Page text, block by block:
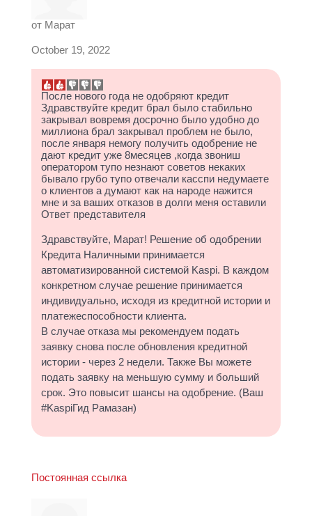
от Марат
October 19, 2022
После нового года не одобряют кредит
Здравствуйте кредит брал было стабильно
закрывал вовремя досрочно было удобно до
миллиона брал закрывал проблем не было,
после января немогу получить одобрение не
дают кредит уже 8месяцев ,когда звониш
оператором тупо незнают советов некаких
бывало грубо тупо отвечали касспи недумаете
о клиентов а думают как на народе нажится
мне и за ваших отказов в долги меня оставили
Ответ представителя
Здравствуйте, Марат! Решение об одобрении
Кредита Наличными принимается
автоматизированной системой Kaspi. В каждом
конкретном случае решение принимается
индивидуально, исходя из кредитной истории и
платежеспособности клиента.
В случае отказа мы рекомендуем подать
заявку снова после обновления кредитной
истории - через 2 недели. Также Вы можете
подать заявку на меньшую сумму и больший
срок. Это повысит шансы на одобрение. (Ваш
#KaspiГид Рамазан)
Постоянная ссылка